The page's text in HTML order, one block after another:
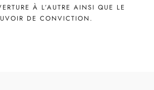
À L’AUTRE AINSI QUE LE
DE CONVICTION.